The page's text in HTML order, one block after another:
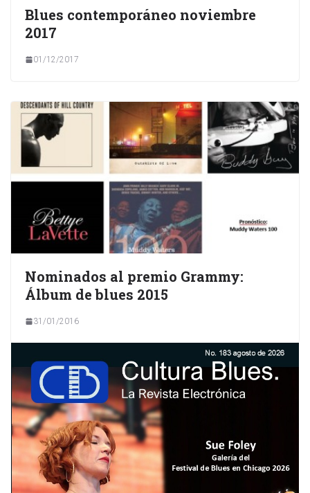
Blues contemporáneo noviembre
2017
01/12/2017
Nominados al premio Grammy:
Álbum de blues 2015
31/01/2016